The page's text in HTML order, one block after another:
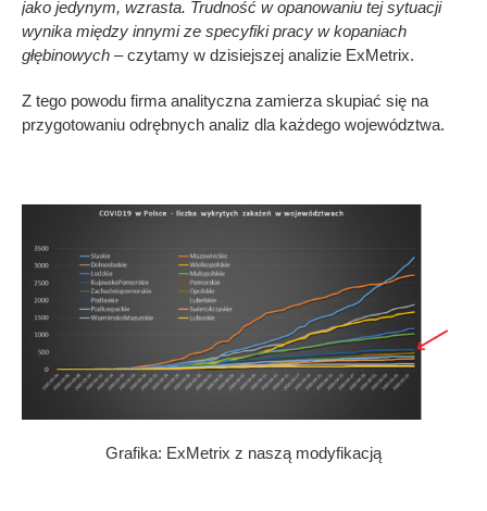
jako jedynym, wzrasta. Trudność w opanowaniu tej sytuacji
wynika między innymi ze specyfiki pracy w kopaniach
głębinowych – czytamy w dzisiejszej analizie ExMetrix.
Z tego powodu firma analityczna zamierza skupiać się na
przygotowaniu odrębnych analiz dla każdego województwa.
Grafika: ExMetrix z naszą modyfikacją